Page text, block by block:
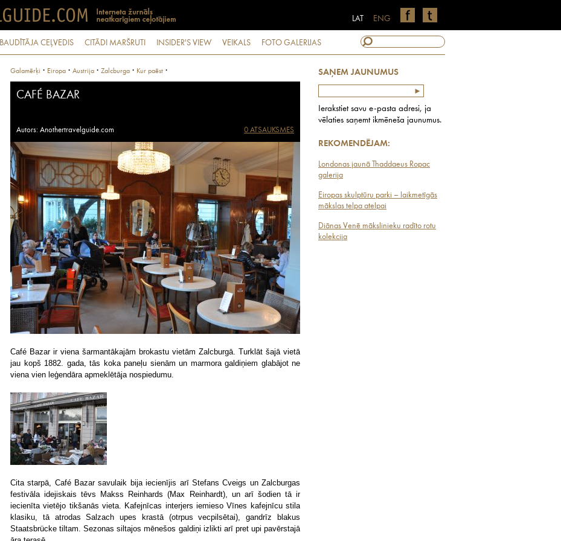
ENG
LAT
BAUDĪTĀJA CEĻVEDIS CITĀDI MARŠRUTI INSIDER'S VIEW VEIKALS FOTO GALERIJAS
SAŅEM JAUNUMUS
Ierakstiet savu e-pasta adresi, ja
vēlaties saņemt ikmēneša jaunumus.
REKOMENDĒJAM:
Londonas jaunā Thaddaeus Ropac
galerija
Eiropas skulptūru parki – laikmetīgās
mākslas telpa atelpai
Diānas Venē mākslinieku radīto rotu
kolekcija
Galamērķi · Eiropa · Austrija · Zalcburga · Kur paēst ·
CAFÉ BAZAR
Autors: Anothertravelguide.com 0 ATSAUKSMES
Café Bazar ir viena šarmantākajām brokastu vietām Zalcburgā. Turklāt šajā vietā
jau kopš 1882. gada, tās koka paneļu sienām un marmora galdiņiem glabājot ne
viena vien leģendāra apmeklētāja nospiedumu.
Cita starpā, Café Bazar savulaik bija iecienījis arī Stefans Cveigs un Zalcburgas
festivāla idejiskais tēvs Makss Reinhards (Max Reinhardt), un arī šodien tā ir
iecienīta vietējo tikšanās vieta. Kafejnīcas interjers iemieso Vīnes kafejnīcu stila
klasiku, tā atrodas Salzach upes krastā (otrpus vecpilsētai), gandrīz blakus
Staatsbrücke tiltam. Sezonas siltajos mēnešos galdiņi izlikti arī pret upi pavērstajā